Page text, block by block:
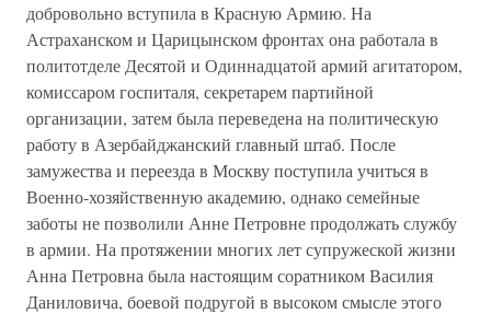
добровольно вступила в Красную Армию. На
Астраханском и Царицынском фронтах она работала в
политотделе Десятой и Одиннадцатой армий агитатором,
комиссаром госпиталя, секретарем партийной
организации, затем была переведена на политическую
работу в Азербайджанский главный штаб. После
замужества и переезда в Москву поступила учиться в
Военно-хозяйственную академию, однако семейные
заботы не позволили Анне Петровне продолжать службу
в армии. На протяжении многих лет супружеской жизни
Анна Петровна была настоящим соратником Василия
Даниловича, боевой подругой в высоком смысле этого